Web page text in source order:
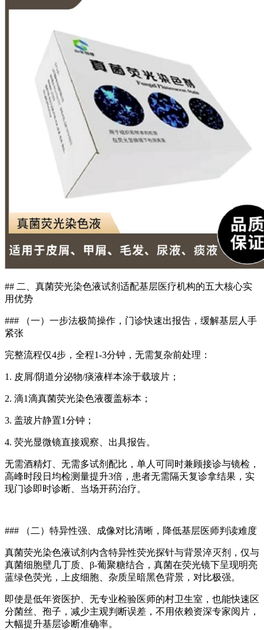
## 二、 真菌荧光染色液试剂 适配基层医疗机构的五大核心实
用优势
### （一）一步法极简操作，门诊快速出报告，缓解基层人手
紧张
完整流程仅4步，全程1-3分钟，无需复杂前处理：
1. 皮屑/阴道分泌物/痰液样本涂于载玻片；
2. 滴1滴真菌荧光染色液覆盖标本；
3. 盖玻片静置1分钟；
4. 荧光显微镜直接观察、出具报告。
无需酒精灯、无需多试剂配比，单人可同时兼顾接诊与镜检，
高峰时段日均检测量提升3倍，患者无需隔天复诊拿结果，实
现门诊即时诊断、当场开药治疗。
### （二）特异性强、成像对比清晰，降低基层医师判读难度
真菌荧光染色液试剂内含特异性荧光探针与背景淬灭剂，仅与
真菌细胞壁几丁质、β-葡聚糖结合，真菌在荧光镜下呈现明亮
蓝绿色荧光，上皮细胞、杂质呈暗黑色背景，对比极强。
即使是低年资医护、无专业检验医师的村卫生室，也能快速区
分菌丝、孢子，减少主观判断误差，不用依赖资深专家阅片，
大幅提升基层诊断准确率。